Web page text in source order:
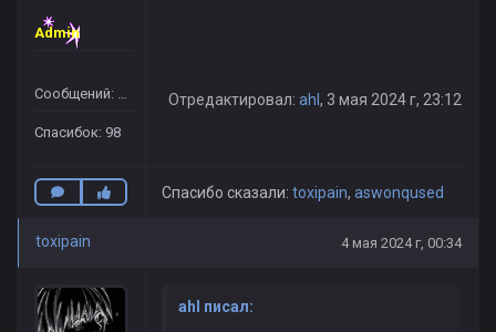
Admin
Сообщений: 109
Спасибок: 98
Отредактировал: ahl , 3 мая 2024 г, 23:12
Спасибо сказали: toxipain, aswоnqused
toxipain 4 мая 2024 г, 00:34
ahl писал: